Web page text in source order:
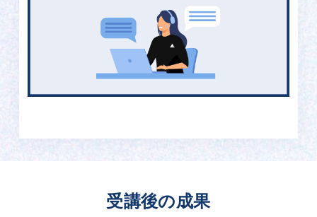
受講後の成果